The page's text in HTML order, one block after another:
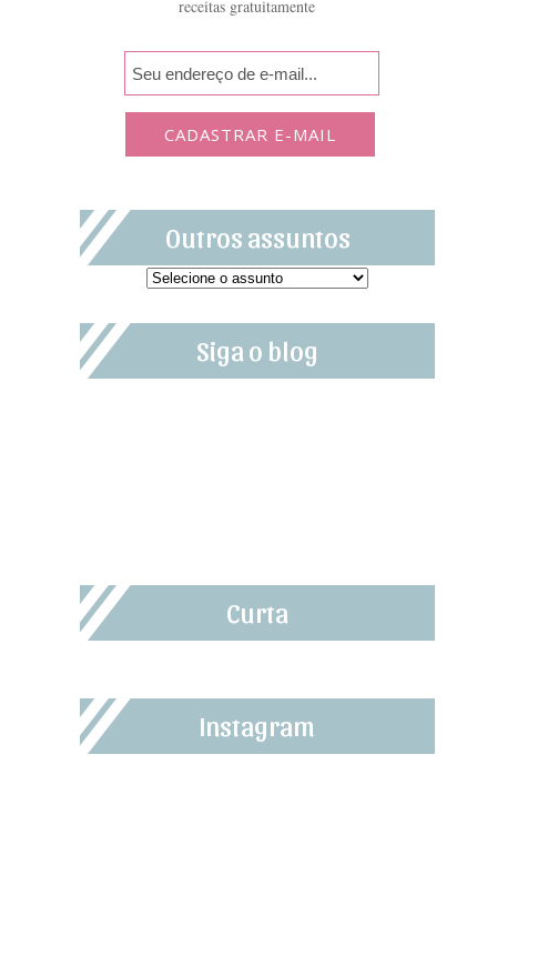
receitas gratuitamente
Outros assuntos
Siga o blog
Curta
Instagram